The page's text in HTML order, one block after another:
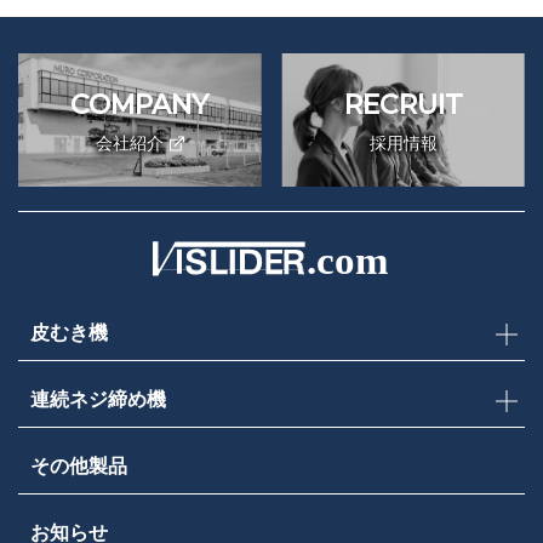
COMPANY
会社紹介
RECRUIT
採用情報
皮むき機
連続ネジ締め機
その他製品
お知らせ